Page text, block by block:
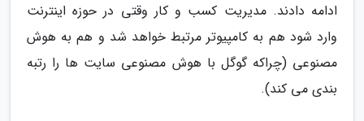
ادامه دادند. مدیریت کسب و کار وقتی در حوزه اینترنت
وارد شود هم به کامپیوتر مرتبط خواهد شد و هم به هوش
مصنوعی (چراکه گوگل با هوش مصنوعی سایت ها را رتبه
بندی می کند).